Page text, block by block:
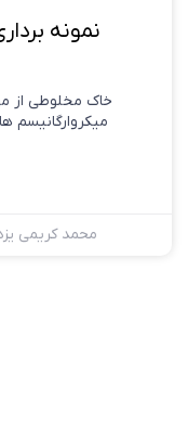
نمونه
خاک مخلوطی از
میکروارگانیسم
محمد کریمی